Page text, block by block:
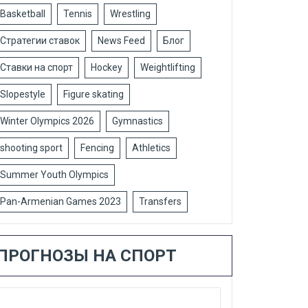
Basketball Tennis Wrestling
Стратегии ставок News Feed Блог
Ставки на спорт Hockey Weightlifting
Slopestyle Figure skating
Winter Olympics 2026 Gymnastics
shooting sport Fencing Athletics
Summer Youth Olympics
Pan-Armenian Games 2023 Transfers
НА СПОРТ